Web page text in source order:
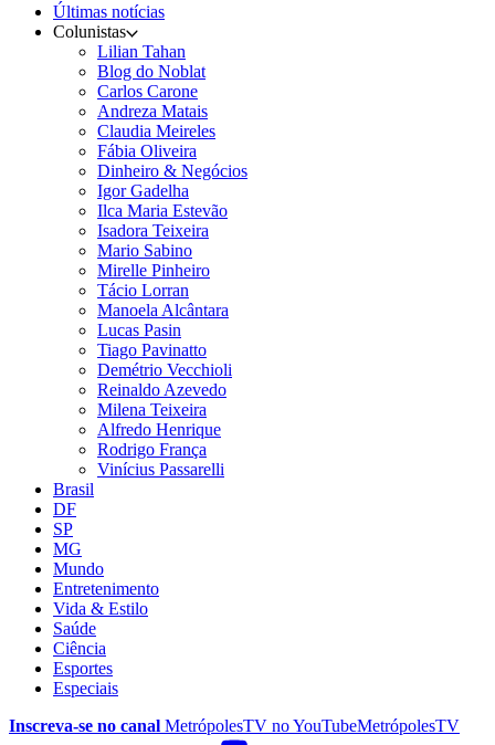
Últimas notícias
Colunistas
Lilian Tahan
Blog do Noblat
Carlos Carone
Andreza Matais
Claudia Meireles
Fábia Oliveira
Dinheiro & Negócios
Igor Gadelha
Ilca Maria Estevão
Isadora Teixeira
Mario Sabino
Mirelle Pinheiro
Tácio Lorran
Manoela Alcântara
Lucas Pasin
Tiago Pavinatto
Demétrio Vecchioli
Reinaldo Azevedo
Milena Teixeira
Alfredo Henrique
Rodrigo França
Vinícius Passarelli
Brasil
DF
SP
MG
Mundo
Entretenimento
Vida & Estilo
Saúde
Ciência
Esportes
Especiais
Inscreva-se no canal MetrópolesTV noYouTubeMetrópolesTV